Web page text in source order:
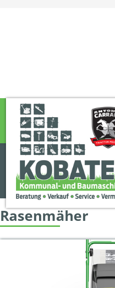
Rasenmäher